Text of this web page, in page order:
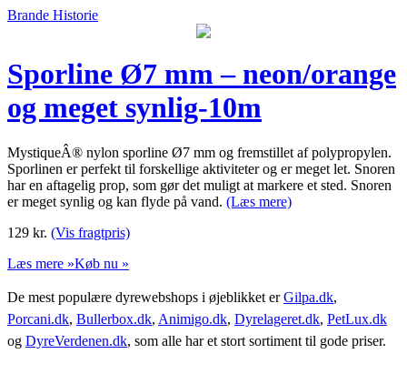
Brande Historie
Sporline Ø7 mm – neon/orange
og meget synlig-10m
MystiqueÂ® nylon sporline Ø7 mm og fremstillet af polypropylen.
Sporlinen er perfekt til forskellige aktiviteter og er meget let. Snoren
har en aftagelig prop, som gør det muligt at markere et sted. Snoren
er meget synlig og kan flyde på vand. (Læs mere)
129 kr. (Vis fragtpris)
Læs mere »Køb nu »
De mest populære dyrewebshops i øjeblikket erGilpa.dk,
Porcani.dk, Bullerbox.dk, Animigo.dk, Dyrelageret.dk, PetLux.dk
og DyreVerdenen.dk, som alle har et stort sortiment til gode priser.